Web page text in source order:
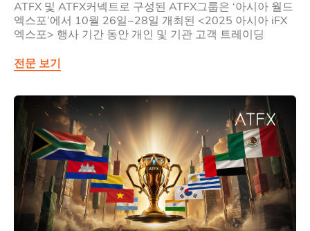
ATFX 및 ATFX커넥트로 구성된 ATFX그룹은 ‘아시아 월드
엑스포’에서 10월 26일~28일 개최된 <2025 아시아 iFX
엑스포> 행사 기간 동안 개인 및 기관 고객 트레이딩
전문 보기